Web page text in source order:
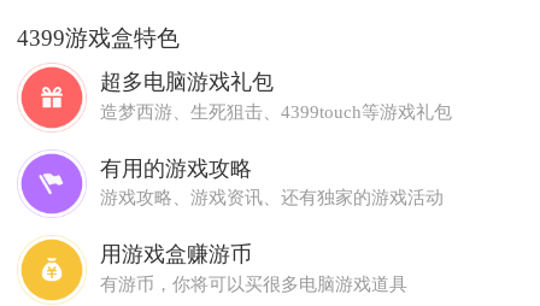
4399游戏盒特色
超多电脑游戏礼包
造梦西游、生死狙击、4399touch等游戏礼包
有用的游戏攻略
游戏攻略、游戏资讯、还有独家的游戏活动
用游戏盒赚游币
有游币，你将可以买很多电脑游戏道具